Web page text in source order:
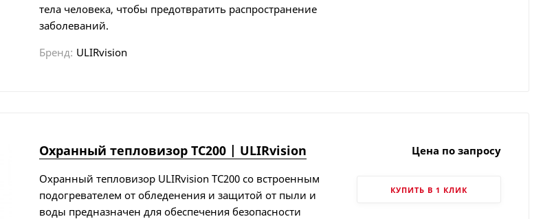
тела человека, чтобы предотвратить распространение
заболеваний.
Бренд: ULIRvision
Охранный тепловизор TC200 | ULIRvision
Охранный тепловизор ULIRvision TC200 со встроенным
подогревателем от обледенения и защитой от пыли и
воды предназначен для обеспечения безопасности
Цена по запросу
КУПИТЬ В 1 КЛИК